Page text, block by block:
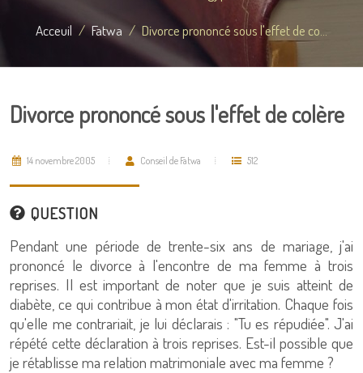
Acceuil Fatwa Divorce prononcé sous l'effet de co...
Divorce prononcé sous l'effet de colère
14 novembre 2005 Conseil de Fatwa 512
QUESTION
Pendant une période de trente-six ans de mariage, j'ai
prononcé le divorce à l'encontre de ma femme à trois
reprises. Il est important de noter que je suis atteint de
diabète, ce qui contribue à mon état d'irritation. Chaque fois
qu'elle me contrariait, je lui déclarais : "Tu es répudiée". J'ai
répété cette déclaration à trois reprises. Est-il possible que
je rétablisse ma relation matrimoniale avec ma femme ?